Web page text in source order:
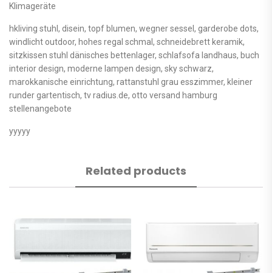
Klimageräte
hkliving stuhl, disein, topf blumen, wegner sessel, garderobe dots,
windlicht outdoor, hohes regal schmal, schneidebrett keramik,
sitzkissen stuhl dänisches bettenlager, schlafsofa landhaus, buch
interior design, moderne lampen design, sky schwarz,
marokkanische einrichtung, rattanstuhl grau esszimmer, kleiner
runder gartentisch, tv radius.de, otto versand hamburg
stellenangebote
yyyyy
Related products